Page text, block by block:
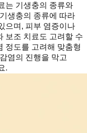
는 기생충의 종류와
생충의 종류에 따라
으며, 피부 염증이나
보조 치료도 고려할 수
정도를 고려해 맞춤형
염의 진행을 막고
.